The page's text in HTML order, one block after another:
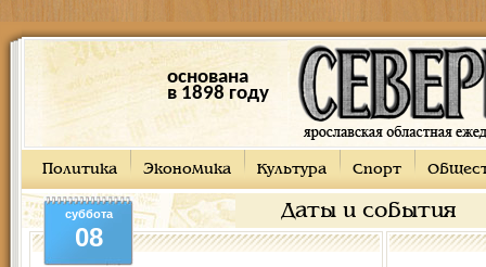
основана
в 1898 году
Политика Экономика Культура Спорт
Даты и события
суббота
08